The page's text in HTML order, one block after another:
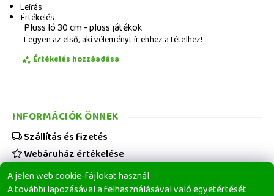
Leírás
Értékelés
Plüss ló 30 cm - plüss játékok
Legyen az első, aki véleményt ír ehhez a tételhez!
Értékelés hozzáadása
A jelen web cookie-fájlokat használ.
A további lapozásával a felhasználásával való egyetértését
INFORMÁCIÓK ÖNNEK
Szállítás és fizetés
Webáruház értékelése
Viszonteladóknak
Üzleti feltételek